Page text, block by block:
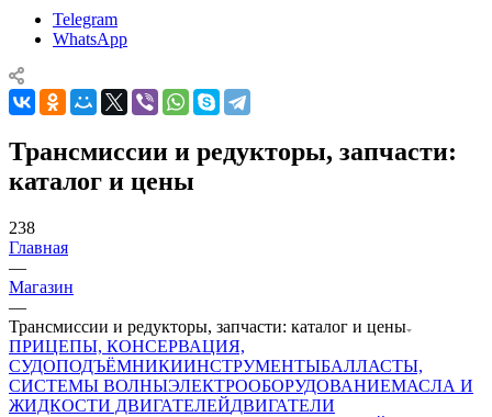
Telegram
WhatsApp
Трансмиссии и редукторы, запчасти:
каталог и цены
238
Главная
—
Магазин
—
Трансмиссии и редукторы, запчасти: каталог и цены
ПРИЦЕПЫ, КОНСЕРВАЦИЯ,
СУДОПОДЪЁМНИКИИНСТРУМЕНТЫБАЛЛАСТЫ,
СИСТЕМЫ ВОЛНЫЭЛЕКТРООБОРУДОВАНИЕМАСЛА И
ЖИДКОСТИ ДВИГАТЕЛЕЙДВИГАТЕЛИ